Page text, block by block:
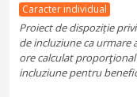
Caracter individual
Proiect de dispoziție
de incluziune ca
ore calculat
incluziune pentru